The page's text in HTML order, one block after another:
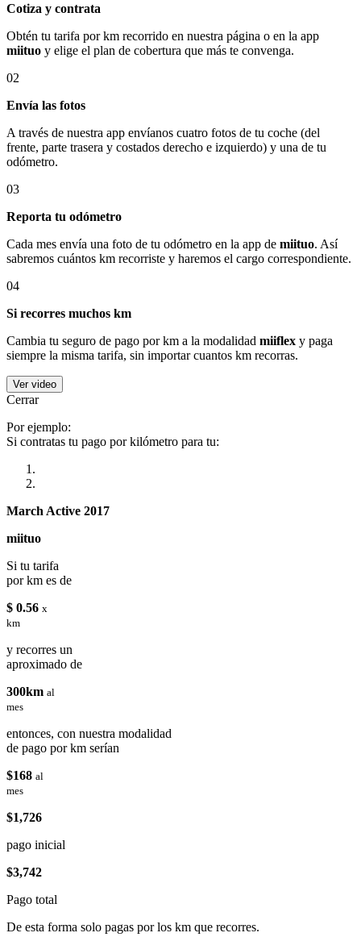
Cotiza y contrata
Obtén tu tarifa por km recorrido en nuestra página o en la app
miituo y elige el plan de cobertura que más te convenga.
02
Envía las fotos
A través de nuestra app envíanos cuatro fotos de tu coche (del
frente, parte trasera y costados derecho e izquierdo) y una de tu
odómetro.
03
Reporta tu odómetro
Cada mes envía una foto de tu odómetro en la app de miituo. Así
sabremos cuántos km recorriste y haremos el cargo correspondiente.
04
Si recorres muchos km
Cambia tu seguro de pago por km a la modalidad miiflex y paga
siempre la misma tarifa, sin importar cuantos km recorras.
Ver video
Cerrar
Por ejemplo:
Si contratas tu pago por kilómetro para tu:
March Active 2017
miituo
Si tu tarifa
por km es de
$ 0.56 x
km
y recorres un
aproximado de
300km al
mes
entonces, con nuestra modalidad
de pago por km serían
$168 al
mes
$1,726
pago inicial
$3,742
Pago total
De esta forma solo pagas por los km que recorres.